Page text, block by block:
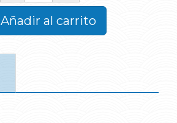
Añadir al carrito